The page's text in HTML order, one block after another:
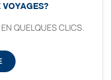
VOYAGES?
QUELQUES CLICS.